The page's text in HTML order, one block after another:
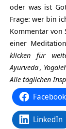
oder was ist
Frage: wer bin
Kommentar von
einer Meditation
klicken für
Ayurveda,
Alle täglichen
Facebook
LinkedIn